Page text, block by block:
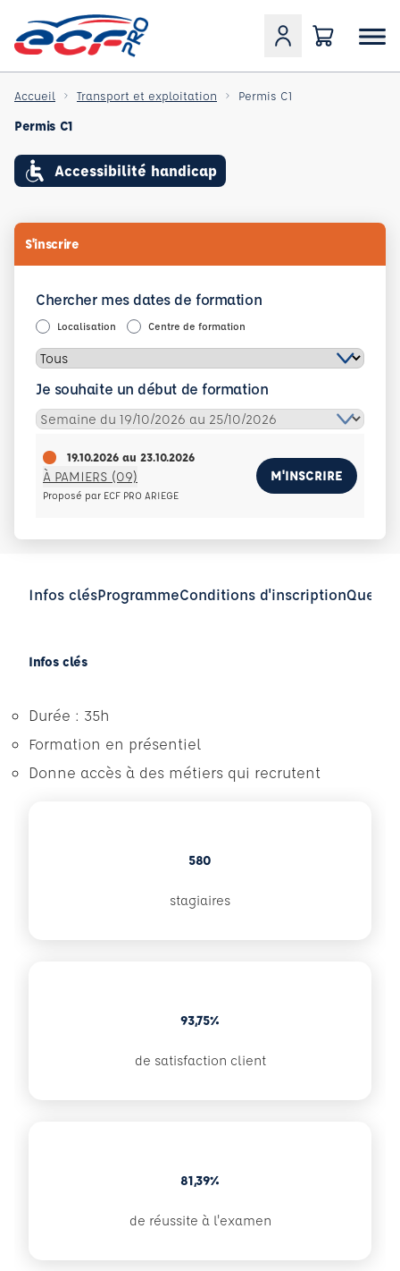
Accueil Transport et exploitation Permis C1
Permis C1
Accessibilité handicap
S'inscrire
Chercher mes dates de formation
Localisation Centre de formation
Je souhaite un début de formation
19.10.2026 au 23.10.2026
À PAMIERS (09)
Proposé par ECF PRO ARIEGE
M'INSCRIRE
Infos clésProgrammeConditions d'inscription
Infos clés
Durée : 35h
Formation en présentiel
Donne accès à des métiers qui recrutent
580
stagiaires
93,75%
de satisfaction client
81,39%
de réussite à l'examen